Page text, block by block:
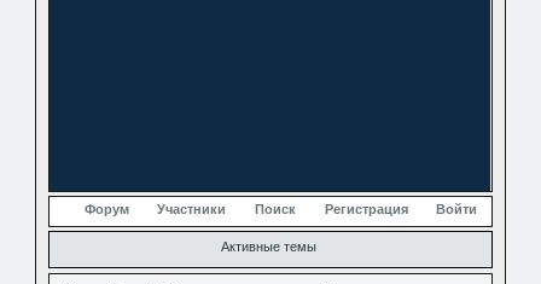
Форум Участники Поиск Регистрация Войти
Активные темы